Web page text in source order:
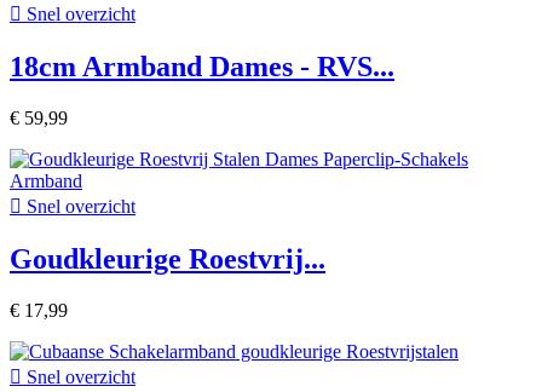
 Snel overzicht
18cm Armband Dames - RVS...
€ 59,99
 Snel overzicht
Goudkleurige Roestvrij...
€ 17,99
 Snel overzicht